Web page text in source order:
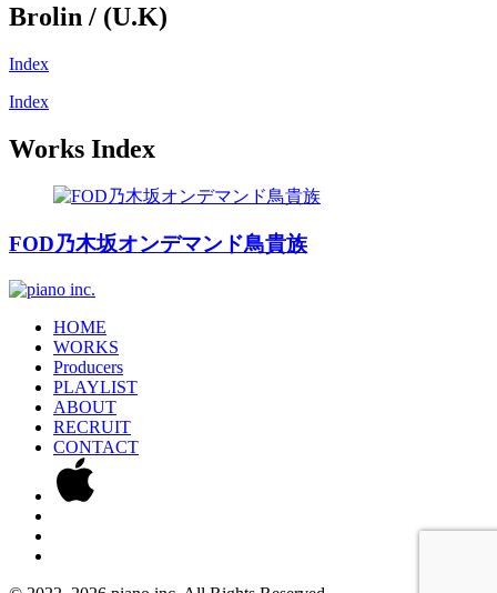
Brolin / (U.K)
Index
Index
Works Index
FOD乃木坂オンデマンド鳥貴族
HOME
WORKS
Producers
PLAYLIST
ABOUT
RECRUIT
CONTACT